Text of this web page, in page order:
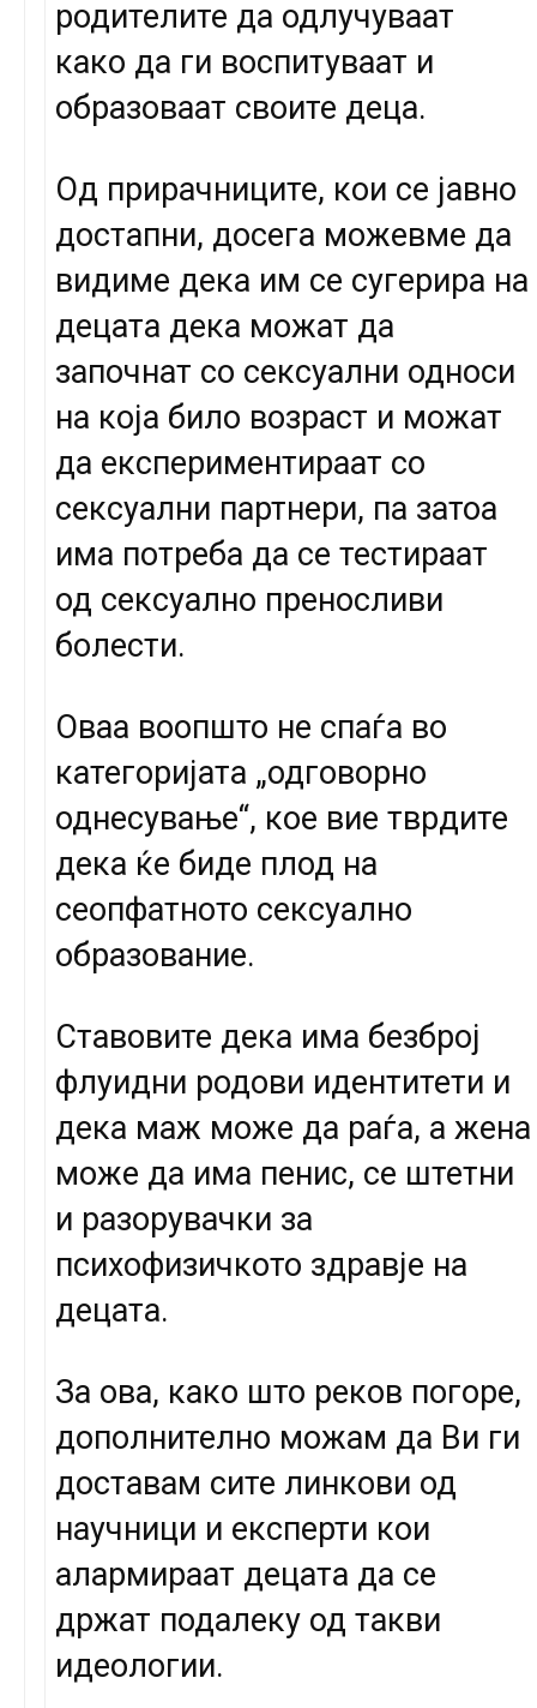
родителите да одлучуваат
како да ги воспитуваат и
образоваат своите деца.
Од прирачниците, кои се јавно
достапни, досега можевме да
видиме дека им се сугерира на
децата дека можат да
започнат со сексуални односи
на која било возраст и можат
да експериментираат со
сексуални партнери, па затоа
има потреба да се тестираат
од сексуално преносливи
болести.
Оваа воопшто не спаѓа во
категоријата „одговорно
однесување“, кое вие тврдите
дека ќе биде плод на
сеопфатното сексуално
образование.
Ставовите дека има безброј
флуидни родови идентитети и
дека маж може да раѓа, а жена
може да има пенис, се штетни
и разорувачки за
психофизичкото здравје на
децата.
За ова, како што реков погоре,
дополнително можам да Ви ги
доставам сите линкови од
научници и експерти кои
алармираат децата да се
држат подалеку од такви
идеологии.